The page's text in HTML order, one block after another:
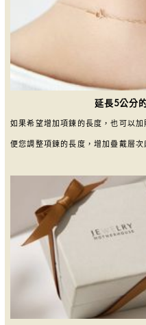
延長5公分
如果希望增加項鍊的長度，也可以
便您調整項鍊的長度，增加疊戴層次